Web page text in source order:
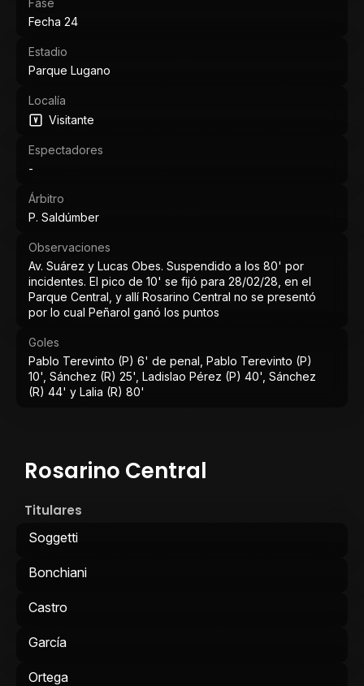
Fase
Fecha 24
Estadio
Parque Lugano
Localía
Visitante
Espectadores
-
Árbitro
P. Saldúmber
Observaciones
Av. Suárez y Lucas Obes. Suspendido a los 80' por
incidentes. El pico de 10' se fijó para 28/02/28, en el
Parque Central, y allí Rosarino Central no se presentó
por lo cual Peñarol ganó los puntos
Goles
Pablo Terevinto (P) 6' de penal, Pablo Terevinto (P)
10', Sánchez (R) 25', Ladislao Pérez (P) 40', Sánchez
(R) 44' y Lalia (R) 80'
Rosarino Central
Titulares
Soggetti
Bonchiani
Castro
García
Ortega